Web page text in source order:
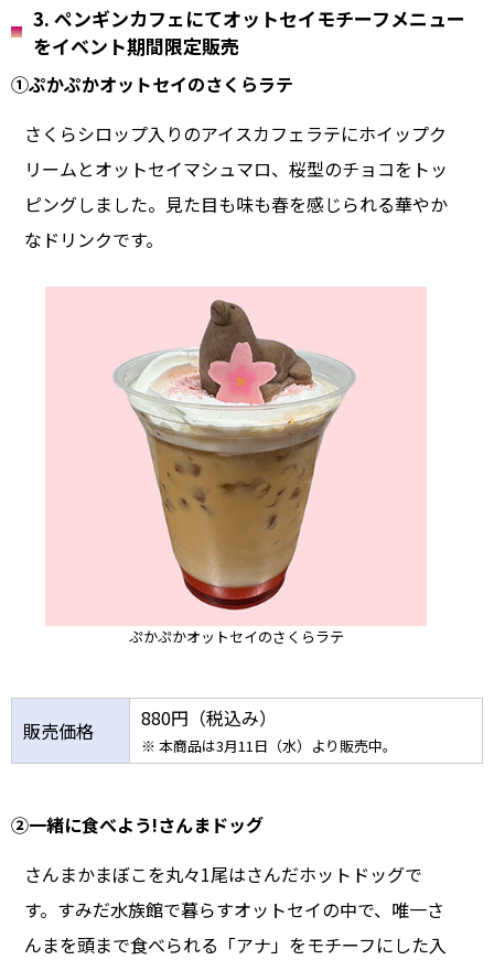
3. ペンギンカフェにてオットセイモチーフメニュー
をイベント期間限定販売
①ぷかぷかオットセイのさくらラテ
さくらシロップ入りのアイスカフェラテにホイップク
リームとオットセイマシュマロ、桜型のチョコをトッ
ピングしました。見た目も味も春を感じられる華やか
なドリンクです。
ぷかぷかオットセイのさくらラテ
販売価格 880円（税込み）
※ 本商品は3月11日（水）より販売中。
②一緒に食べよう!さんまドッグ
さんまかまぼこを丸々1尾はさんだホットドッグで
す。すみだ水族館で暮らすオットセイの中で、唯一さ
んまを頭まで食べられる「アナ」をモチーフにした入